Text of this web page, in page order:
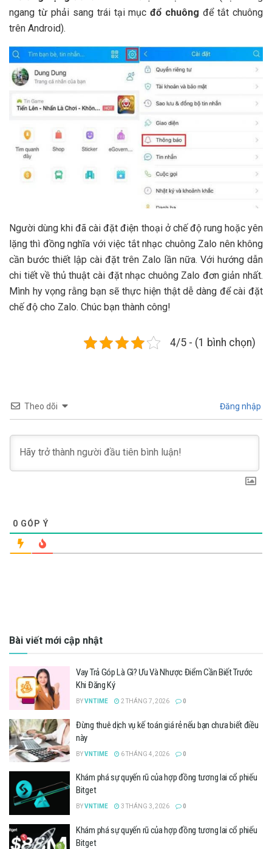
ngang từ phải sang trái tại mụcđổ chuông để tắt chuông
trên Android).
Người dùng khi đã cài đặt điện thoại ở chế độ rung hoặc yên
lặng thì đồng nghĩa với việc tắt nhạc chuông Zalo nên không
cần bước thiết lập cài đặt trên Zalo lần nữa. Với hướng dẫn
chi tiết về thủ thuật cài đặt nhạc chuông Zalo đơn giản nhất.
Mình hy vọng rằng bạn sẽ thực hiện thật dễ dàng để cài đặt
chế độ cho Zalo. Chúc bạn thành công!
4/5 - (1 bình chọn)
Theo dõi Đăng nhập
0 GÓP Ý
Bài viết mới cập nhật
Vay Trả Góp Là Gì? Ưu Và Nhược Điểm Cần Biết Trước
Khi Đăng Ký
BYVNTIME 2 THÁNG 7, 2026 0
Đừng thuê dịch vụ kế toán giá rẻ nếu bạn chưa biết điều
này
BYVNTIME 6 THÁNG 4, 2026 0
Khám phá sự quyến rũ của hợp đồng tương lai cổ phiếu
Bitget
BYVNTIME 3 THÁNG 3, 2026 0
Khám phá sự quyến rũ của hợp đồng tương lai cổ phiếu
Bitget